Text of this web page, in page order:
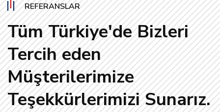
REFERANSLAR
Tüm Türkiye'de Bizleri
Tercih eden
Müşterilerimize
Teşekkürlerimizi Sunarız.